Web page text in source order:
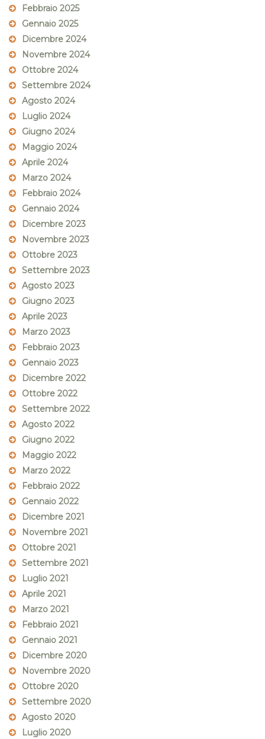
Febbraio 2025
Gennaio 2025
Dicembre 2024
Novembre 2024
Ottobre 2024
Settembre 2024
Agosto 2024
Luglio 2024
Giugno 2024
Maggio 2024
Aprile 2024
Marzo 2024
Febbraio 2024
Gennaio 2024
Dicembre 2023
Novembre 2023
Ottobre 2023
Settembre 2023
Agosto 2023
Giugno 2023
Aprile 2023
Marzo 2023
Febbraio 2023
Gennaio 2023
Dicembre 2022
Ottobre 2022
Settembre 2022
Agosto 2022
Giugno 2022
Maggio 2022
Marzo 2022
Febbraio 2022
Gennaio 2022
Dicembre 2021
Novembre 2021
Ottobre 2021
Settembre 2021
Luglio 2021
Aprile 2021
Marzo 2021
Febbraio 2021
Gennaio 2021
Dicembre 2020
Novembre 2020
Ottobre 2020
Settembre 2020
Agosto 2020
Luglio 2020